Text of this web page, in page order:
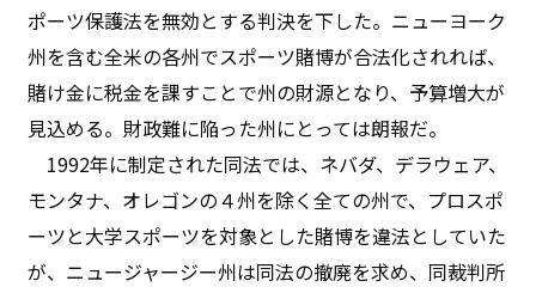
ポーツ保護法を無効とする判決を下した。ニューヨーク
州を含む全米の各州でスポーツ賭博が合法化されれば、
賭け金に税金を課すことで州の財源となり、予算増大が
見込める。財政難に陥った州にとっては朗報だ。
1992年に制定された同法では、ネバダ、デラウェア、
モンタナ、オレゴンの４州を除く全ての州で、プロスポ
ーツと大学スポーツを対象とした賭博を違法としていた
が、ニュージャージー州は同法の撤廃を求め、同裁判所